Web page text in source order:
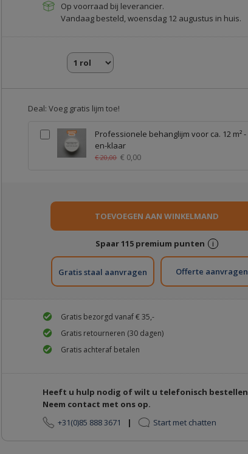
Op voorraad bij leverancier.
Vandaag besteld, woensdag 12 augustus in huis.
Deal: Voeg gratis lijm toe!
Professionele behanglijm voor ca. 12 m²
en-klaar
€ 20,00 € 0,00
Spaar115premium punten i
Gratis staal aanvragen
Gratis bezorgd vanaf € 35,-
Gratis retourneren (30 dagen)
Gratis achteraf betalen
Heeft u hulp nodig of wilt u telefonisch
Neem contact met ons op.
+31(0)85 888 3671
| Start met chatten